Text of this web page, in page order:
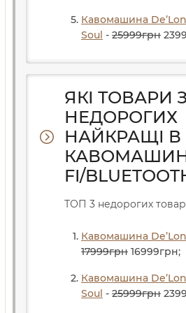
Кавомашина
Soul - 25999грн
ЯКІ ТОВАРИ З
НЕДОРОГИХ
НАЙКРАЩІ В
FI/
ТОП 3 недорогих
Кавомашина
17999грн 16999грн;
Кавомашина
Soul - 25999грн